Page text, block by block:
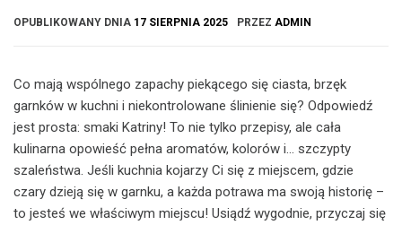
OPUBLIKOWANY DNIA 17 SIERPNIA 2025 PRZEZ ADMIN
Co mają wspólnego zapachy piekącego się ciasta, brzęk
garnków w kuchni i niekontrolowane ślinienie się? Odpowiedź
jest prosta: smaki Katriny! To nie tylko przepisy, ale cała
kulinarna opowieść pełna aromatów, kolorów i… szczypty
szaleństwa. Jeśli kuchnia kojarzy Ci się z miejscem, gdzie
czary dzieją się w garnku, a każda potrawa ma swoją historię –
to jesteś we właściwym miejscu! Usiądź wygodnie, przyczaj się